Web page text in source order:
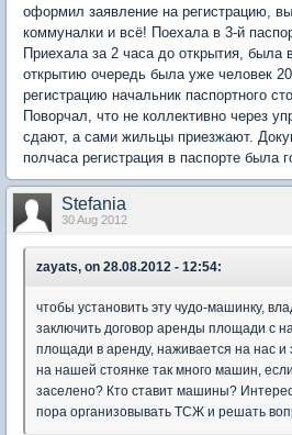
оформил заявление на регистрацию,
коммуналки и всё! Поехала в 3-й
Приехала за 2 часа до открытия, была
открытию очередь была уже человек
регистрацию начальник паспортного
Поворчал, что не коллективно через
сдают, а сами жильцы приезжают.
полчаса регистрация в паспорте была
Stefania
30 Aug 2012
zayats, on 28.08.2012 - 12:54:
чтобы установить эту чудо-машинку,
заключить договор аренды площади с
площади в аренду, наживается на нас и
на нашей стоянке так много машин,
заселено? Кто ставит машины?
пора организовывать ТСЖ и решать